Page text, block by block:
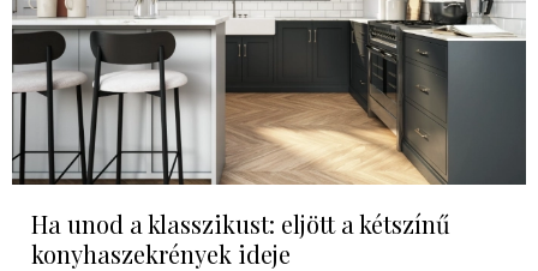
Ha unod a klasszikust: eljött a kétszínű
konyhaszekrények ideje